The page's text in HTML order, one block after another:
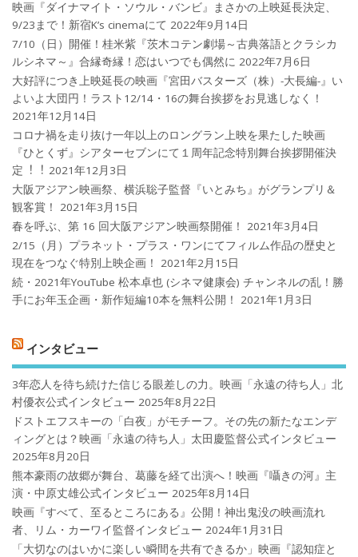
映画『ダイナマイト・ソウル・バンビ』まさかの上映延長決定、
9/23まで！新宿K’s cinemaにて 2022年9月14日
7/10（日）開催！桂米紫『茨木コテン劇場～古典落語とクラシカ
ルシネマ～』合縁奇縁！恋はいつでも偶然に 2022年7月6日
大好評につき上映延長の映画『宮田バスターズ（株）-大長編-』い
よいよ大団円！ラスト12/14・16の舞台挨拶をお見逃しなく！
2021年12月14日
コロナ禍を⾛り抜け⼀年以上のロングラン上映を果たした映画
『ひとくず』シアターセブンにて１周年記念特別舞台挨拶開催決
定︕︕ 2021年12月3日
大阪アジアン映画祭、横浜聡子監督『いとみち』がグランプリ＆
観客賞！
2021年3月15日
春を呼ぶ、第 16 回大阪アジアン映画祭開催！
2021年3月4日
2/15（月）プラネット・プラス・ワンにてフィルム作品の歴史と
現在をつなぐ特別上映企画！
2021年2月15日
続・2021年YouTube 松本卓也 (シネマ健康会) チャンネルの乱！勝
手にお年玉企画・新作短編10本を無料公開！
2021年1月3日
インタビュー
3年恋人を待ち続けた信じる眼差しの力。映画「永遠の待ち人」北
村優衣公式インタビュー 2025年8月22日
ドストエフスキーの「白夜」がモチーフ。その先の新たなエンデ
ィングとは？映画「永遠の待ち人」太田慶監督公式インタビュー
2025年8月20日
熊本豪雨の故郷が舞台、葛藤を経て出演へ！映画『囁きの河』主
演・中原丈雄公式インタビュー 2025年8月14日
映画『すべて、至るところにある』公開！神出鬼没の映画流れ
者、リム・カーワイ監督インタビュー 2024年1月31日
「大切なのはいかに楽しい瞬間を共有できるか」映画『認知症と